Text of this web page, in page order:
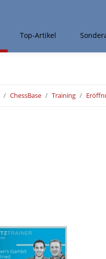
Top-Artikel
ChessBase Training